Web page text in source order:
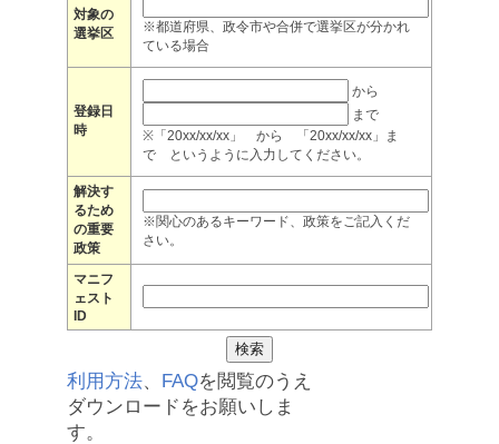
対象の
選挙区
※都道府県、政令市や合併で選挙区が分かれ
ている場合
登録日
時
から
まで
※「20xx/xx/xx」 から 「20xx/xx/xx」ま
で というように入力してください。
解決す
るため
の重要
政策
※関心のあるキーワード、政策をご記入くだ
さい。
マニフ
ェスト
ID
利用方法、 FAQを閲覧のうえ
ダウンロードをお願いしま
す。